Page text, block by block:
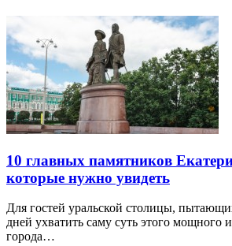
10 главных памятников
которые нужно увидеть
Для гостей уральской столицы,
дней ухватить саму суть этого мощного
города…